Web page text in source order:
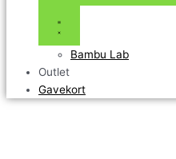
Bambu Lab
Outlet
Gavekort